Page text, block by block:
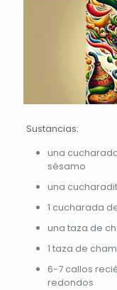
Sustancias:
una
sésamo
una
1 cucharada
una taza de
1 taza de
6-7 callos
redondos